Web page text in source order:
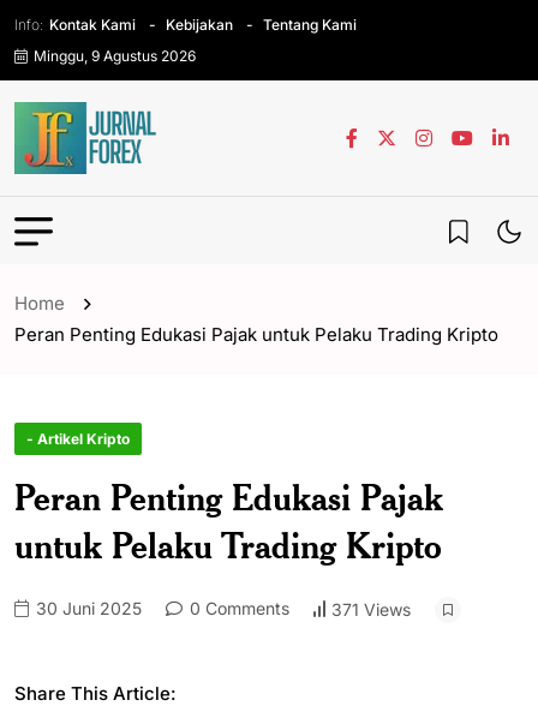
Info: Kontak Kami Kebijakan
Tentang Kami
Minggu, 9 Agustus 2026
Home
Peran Penting Edukasi Pajak untuk Pelaku Trading Kripto
- Artikel Kripto
Peran Penting Edukasi Pajak
untuk Pelaku Trading Kripto
30 Juni 2025 0 Comments 371 Views
Share This Article: